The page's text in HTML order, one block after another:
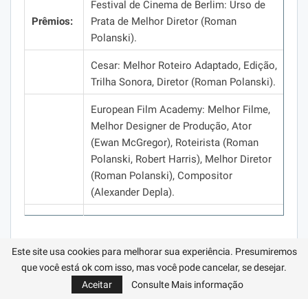
Prêmios:
Festival de Cinema de Berlim: Urso de
Prata de Melhor Diretor (Roman
Polanski).
Cesar: Melhor Roteiro Adaptado, Edição,
Trilha Sonora, Diretor (Roman Polanski).
European Film Academy: Melhor Filme,
Melhor Designer de Produção, Ator
(Ewan McGregor), Roteirista (Roman
Polanski, Robert Harris), Melhor Diretor
(Roman Polanski), Compositor
(Alexander Depla).
TRANSE
Este site usa cookies para melhorar sua experiência. Presumiremos
que você está ok com isso, mas você pode cancelar, se desejar.
Aceitar
Consulte Mais informação